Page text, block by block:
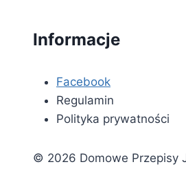
Informacje
Facebook
Regulamin
Polityka prywatności
© 2026 Domowe Przepisy